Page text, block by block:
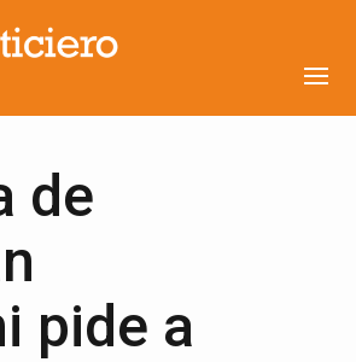
de
pide a